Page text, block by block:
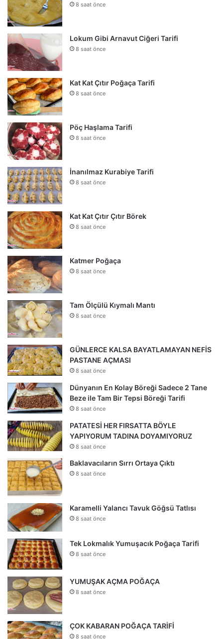
8 saat önce
Lokum Gibi Arnavut Ciğeri Tarifi
8 saat önce
Kat Kat Çıtır Poğaça Tarifi
8 saat önce
Pöç Haşlama Tarifi
8 saat önce
İnanılmaz Kurabiye Tarifi
8 saat önce
Kat Kat Çıtır Çıtır Börek
8 saat önce
Katmer Poğaça
8 saat önce
Tam Ölçülü Kıymalı Mantı
8 saat önce
GÜNLERCE KALSA BAYATLAMAYAN NEFİS
PASTANE AÇMASI
8 saat önce
Dünyanın En Kolay Böreği Sadece 2 Tane
Beze ile Tam Bir Tepsi Böreği Tarifi
8 saat önce
PATATESİ HER FIRSATTA BÖYLE
YAPIYORUM TADINA DOYAMIYORUZ
8 saat önce
Baklavacıların Sırrı Ortaya Çıktı
8 saat önce
Karamelli Yalancı Tavuk Göğsü Tatlısı
8 saat önce
Tek Lokmalık Yumuşacık Poğaça Tarifi
8 saat önce
YUMUŞAK AÇMA POĞAÇA
8 saat önce
ÇOK KABARAN POĞAÇA TARİFİ
8 saat önce